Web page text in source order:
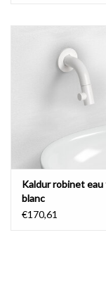
Kaldur robinet
blanc
€170,61